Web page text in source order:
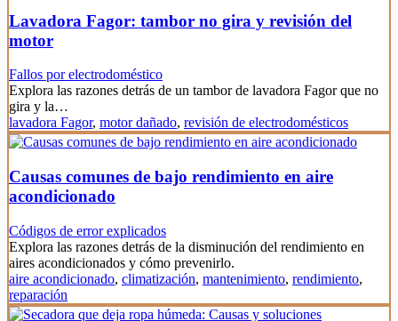
Lavadora Fagor: tambor no gira y revisión del
motor
Fallos por electrodoméstico
Explora las razones detrás de un tambor de lavadora Fagor que no
gira y la…
lavadora Fagor, motor dañado, revisión de electrodomésticos
Causas comunes de bajo rendimiento en aire
acondicionado
Códigos de error explicados
Explora las razones detrás de la disminución del rendimiento en
aires acondicionados y cómo prevenirlo.
aire acondicionado, climatización, mantenimiento, rendimiento,
reparación